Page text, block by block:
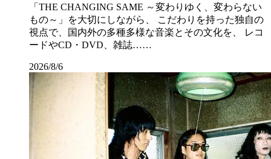
「THE CHANGING SAME ～変わりゆく、変わらない
もの～」を大切にしながら、 こだわりを持った独自の
視点で、国内外の多種多様な音楽とその文化を、 レコ
ードやCD・DVD、雑誌……
2026/8/6